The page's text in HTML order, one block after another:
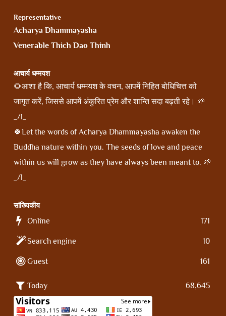
Representative
Acharya Dhammayasha
Venerable Thich Dao Thinh
आचार्य धम्मयश
🌻आशा है कि, आचार्य धम्मयश के वचन, आपमें निहित बोधिचित्त को
जागृत करें, जिससे आपमें अंकुरित प्रेम और शान्ति सदा बढ़ती रहे। 🌱
_/l_
🍀Let the words of Acharya Dhammayasha awaken the
Buddha nature within you. The seeds of love and peace
within us will grow as they have always been meant to. 🌱
_/l_
सांख्यिकीय
Online 171
Search engine 10
Guest 161
Today 68,645